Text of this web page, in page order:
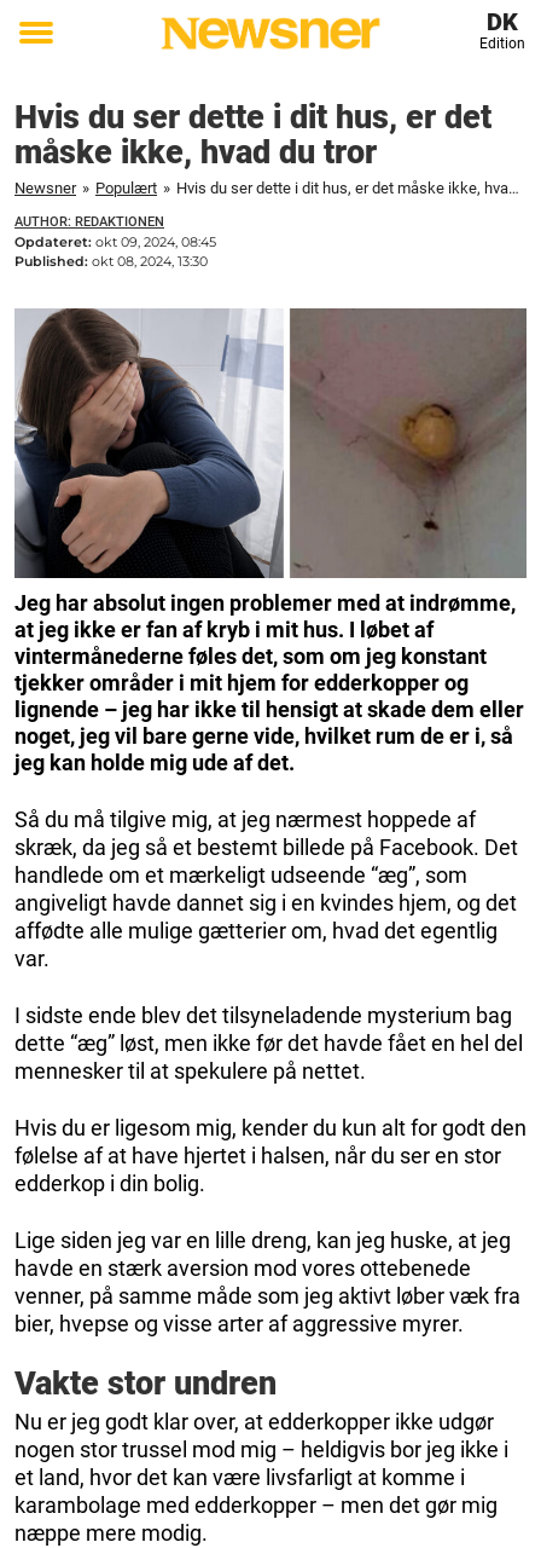
Toggle
DK
Edition
Hvis du ser dette i dit hus, er det
måske ikke, hvad du tror
Newsner » Populært » Hvis du ser dette i dit hus, er det måske ikke, hvad du tror
AUTHOR: REDAKTIONEN
Opdateret: okt 09, 2024, 08:45
Published: okt 08, 2024, 13:30
Jeg har absolut ingen problemer med at indrømme,
at jeg ikke er fan af kryb i mit hus. I løbet af
vintermånederne føles det, som om jeg konstant
tjekker områder i mit hjem for edderkopper og
lignende – jeg har ikke til hensigt at skade dem eller
noget, jeg vil bare gerne vide, hvilket rum de er i, så
jeg kan holde mig ude af det.
Så du må tilgive mig, at jeg nærmest hoppede af
skræk, da jeg så et bestemt billede på Facebook. Det
handlede om et mærkeligt udseende “æg”, som
angiveligt havde dannet sig i en kvindes hjem, og det
affødte alle mulige gætterier om, hvad det egentlig
var.
I sidste ende blev det tilsyneladende mysterium bag
dette “æg” løst, men ikke før det havde fået en hel del
mennesker til at spekulere på nettet.
Hvis du er ligesom mig, kender du kun alt for godt den
følelse af at have hjertet i halsen, når du ser en stor
edderkop i din bolig.
Lige siden jeg var en lille dreng, kan jeg huske, at jeg
havde en stærk aversion mod vores ottebenede
venner, på samme måde som jeg aktivt løber væk fra
bier, hvepse og visse arter af aggressive myrer.
Vakte stor undren
Nu er jeg godt klar over, at edderkopper ikke udgør
nogen stor trussel mod mig – heldigvis bor jeg ikke i
et land, hvor det kan være livsfarligt at komme i
karambolage med edderkopper – men det gør mig
næppe mere modig.